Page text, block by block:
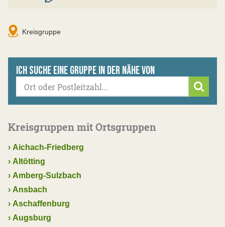
Kreisgruppe
Ich suche eine Gruppe in der Nähe von
Kreisgruppen mit Ortsgruppen
› Aichach-Friedberg
› Altötting
› Amberg-Sulzbach
› Ansbach
› Aschaffenburg
› Augsburg